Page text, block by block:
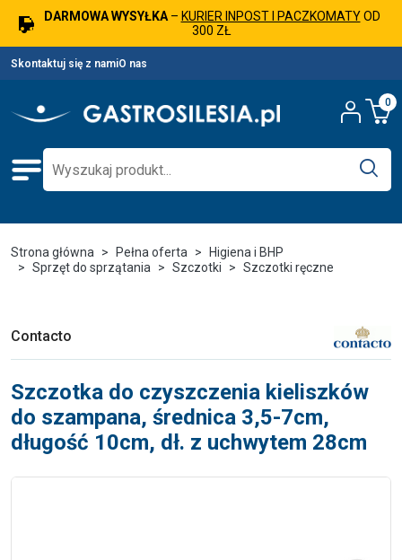
DARMOWA WYSYŁKA– KURIER INPOST I PACZKOMATYOD
300 ZŁ
Skontaktuj się z namiO nas
0
Strona główna Pełna oferta
Higiena i BHP
Sprzęt do sprzątania
Szczotki Szczotki ręczne
Contacto
Szczotka do czyszczenia kieliszków
do szampana, średnica 3,5-7cm,
długość 10cm, dł. z uchwytem 28cm